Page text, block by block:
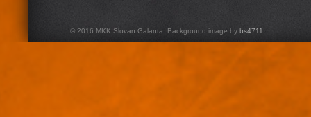
© 2016 MKK Slovan Galanta. Background image by bs4711